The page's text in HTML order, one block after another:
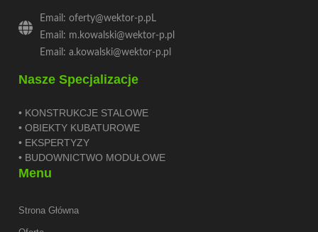
Email: oferty@wektor-p.pL
Email: m.kowalski@wektor-p.pl
Email: a.kowalski@wektor-p.pl
Nasze Specjalizacje
• KONSTRUKCJE STALOWE
• OBIEKTY KUBATUROWE
• EKSPERTYZY
• BUDOWNICTWO MODUŁOWE
Menu
Strona Główna